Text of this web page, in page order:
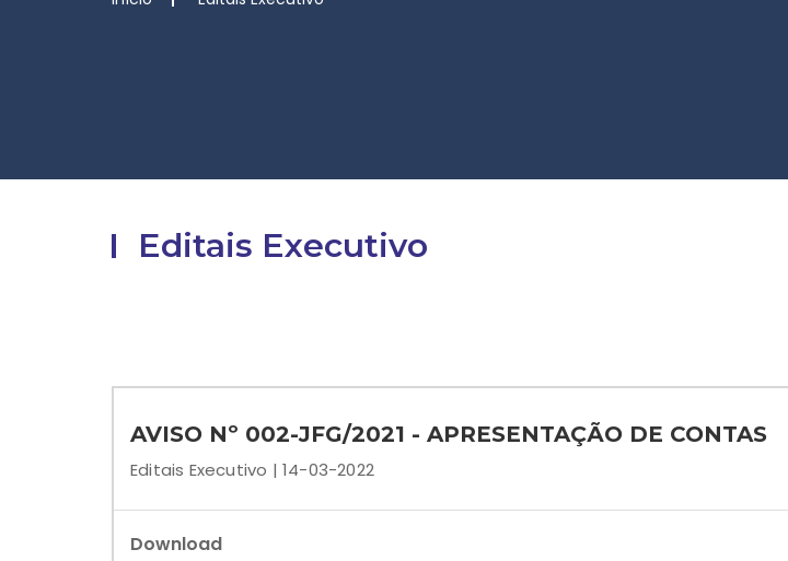
Editais Executivo
AVISO Nº 002-JFG/2021 - APRESENTAÇÃO DE CONTAS
Editais Executivo | 14-03-2022
Download